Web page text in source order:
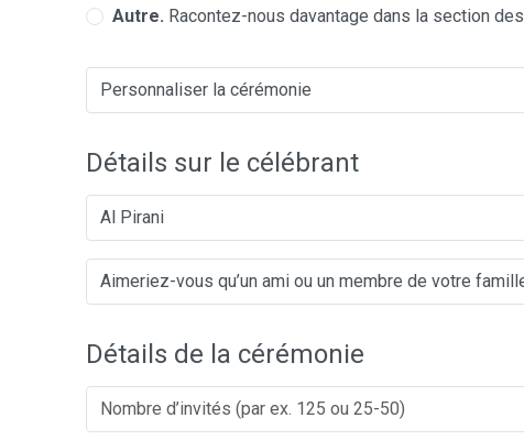
Autre. Racontez-nous davantage dans la section
Détails sur le célébrant
Al Pirani
Détails de la cérémonie